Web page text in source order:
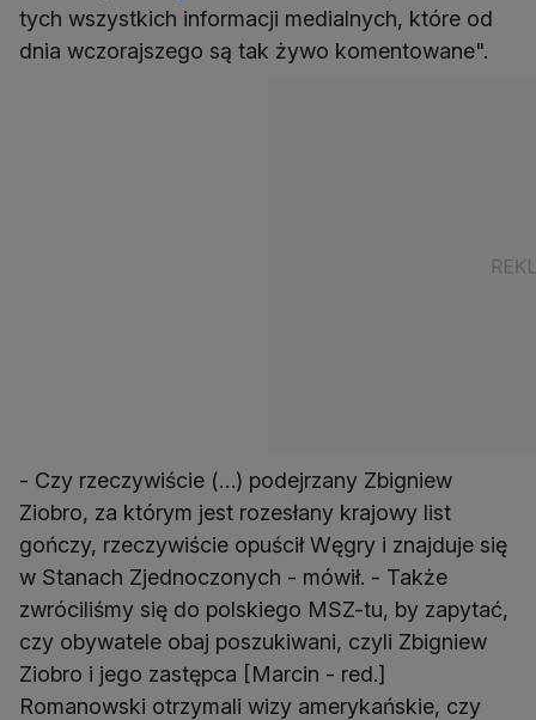
tych wszystkich informacji medialnych, które od
dnia wczorajszego są tak żywo komentowane".
- Czy rzeczywiście (…) podejrzany Zbigniew
Ziobro, za którym jest rozesłany krajowy list
gończy, rzeczywiście opuścił Węgry i znajduje się
w Stanach Zjednoczonych - mówił. - Także
zwróciliśmy się do polskiego MSZ-tu, by zapytać,
czy obywatele obaj poszukiwani, czyli Zbigniew
Ziobro i jego zastępca [Marcin - red.]
Romanowski otrzymali wizy amerykańskie, czy